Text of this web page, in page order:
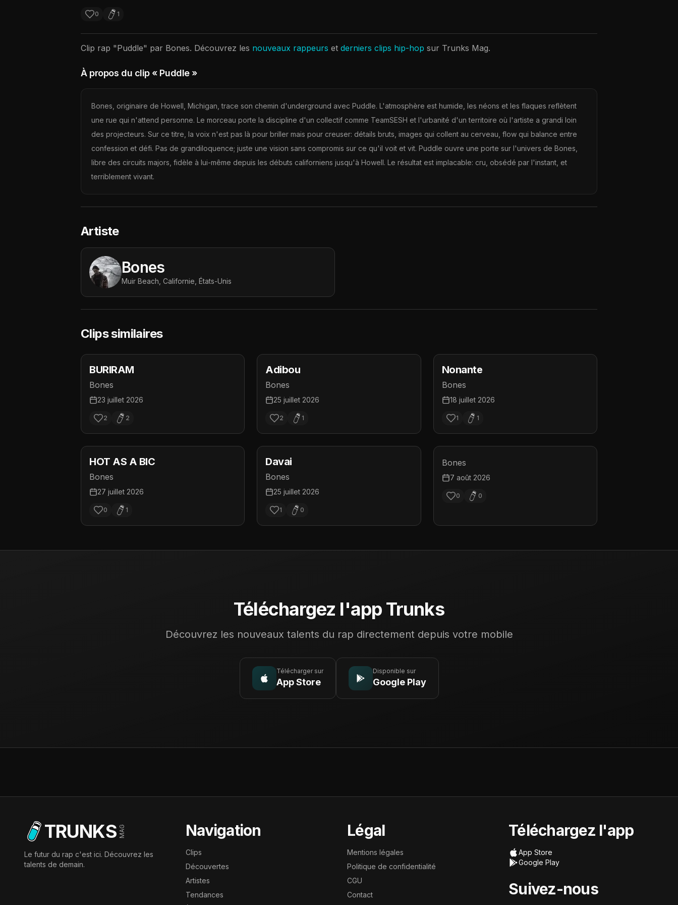
0 1
Clip rap "Puddle" par Bones. Découvrez les nouveaux rappeurs et derniers clips hip-hop sur Trunks Mag.
À propos du clip« Puddle »
Bones, originaire de Howell, Michigan, trace son chemin d'underground avec Puddle. L'atmosphère est humide, les néons et les flaques reflètent
une rue qui n'attend personne. Le morceau porte la discipline d'un collectif comme TeamSESH et l'urbanité d'un territoire où l'artiste a grandi loin
des projecteurs. Sur ce titre, la voix n'est pas là pour briller mais pour creuser: détails bruts, images qui collent au cerveau, flow qui balance entre
confession et défi. Pas de grandiloquence; juste une vision sans compromis sur ce qu'il voit et vit. Puddle ouvre une porte sur l'univers de Bones,
libre des circuits majors, fidèle à lui-même depuis les débuts californiens jusqu'à Howell. Le résultat est implacable: cru, obsédé par l'instant, et
terriblement vivant.
Artiste
Bones
Muir Beach, Californie, États-Unis
Clips similaires
BURIRAM
Bones
23 juillet 2026
2 2
Adibou
Bones
25 juillet 2026
2 1
Nonante
Bones
18 juillet 2026
1 1
HOT AS A BIC
Bones
27 juillet 2026
0 1
Davai
Bones
25 juillet 2026
1 0
Bones
7 août 2026
0 0
Téléchargez l'app Trunks
Découvrez les nouveaux talents du rap directement depuis votre mobile
Télécharger sur
App Store
Disponible sur
Google Play
TRUNKS MAG
Le futur du rap c'est ici. Découvrez les
talents de demain.
Navigation
Clips
Découvertes
Artistes
Tendances
Légal
Mentions légales
Politique de confidentialité
CGU
Contact
Téléchargez l'app
App Store
Google Play
Suivez-nous